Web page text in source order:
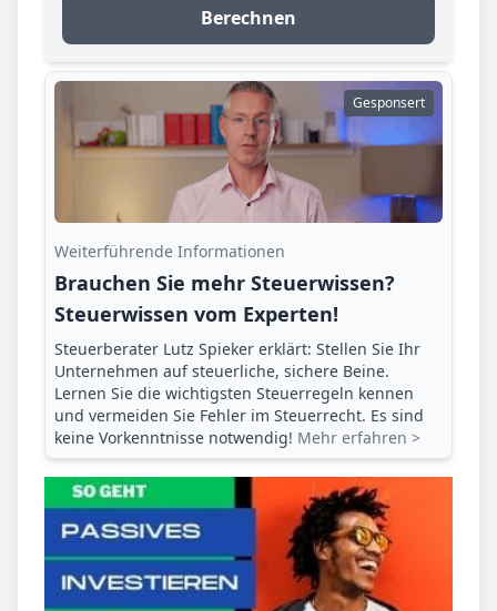
Berechnen
Gesponsert
Weiterführende Informationen
Brauchen Sie mehr Steuerwissen?
Steuerwissen vom Experten!
Steuerberater Lutz Spieker erklärt: Stellen Sie Ihr
Unternehmen auf steuerliche, sichere Beine.
Lernen Sie die wichtigsten Steuerregeln kennen
und vermeiden Sie Fehler im Steuerrecht. Es sind
keine Vorkenntnisse notwendig! Mehr erfahren >